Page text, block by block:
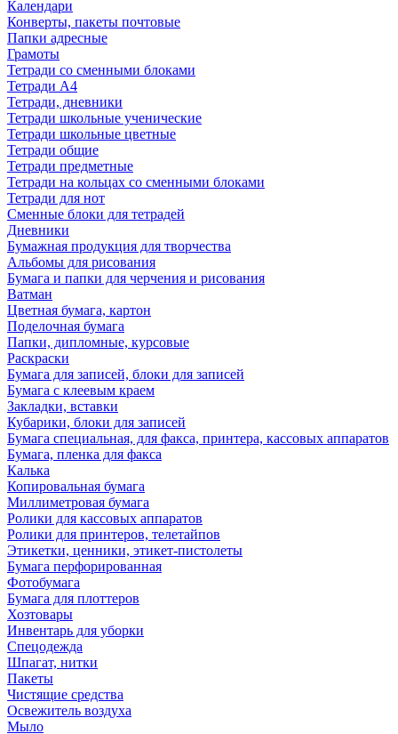
Календари
Конверты, пакеты почтовые
Папки адресные
Грамоты
Тетради со сменными блоками
Тетради А4
Тетради, дневники
Тетради школьные ученические
Тетради школьные цветные
Тетради общие
Тетради предметные
Тетради на кольцах со сменными блоками
Тетради для нот
Сменные блоки для тетрадей
Дневники
Бумажная продукция для творчества
Альбомы для рисования
Бумага и папки для черчения и рисования
Ватман
Цветная бумага, картон
Поделочная бумага
Папки, дипломные, курсовые
Раскраски
Бумага для записей, блоки для записей
Бумага с клеевым краем
Закладки, вставки
Кубарики, блоки для записей
Бумага специальная, для факса, принтера, кассовых аппаратов
Бумага, пленка для факса
Калька
Копировальная бумага
Миллиметровая бумага
Ролики для кассовых аппаратов
Ролики для принтеров, телетайпов
Этикетки, ценники, этикет-пистолеты
Бумага перфорированная
Фотобумага
Бумага для плоттеров
Хозтовары
Инвентарь для уборки
Спецодежда
Шпагат, нитки
Пакеты
Чистящие средства
Освежитель воздуха
Мыло